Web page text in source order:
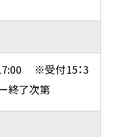
※受付15：3
終了次第